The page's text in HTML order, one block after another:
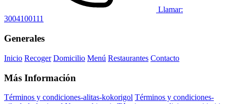
Llamar:
3004100111
Generales
Inicio Recoger Domicilio Menú Restaurantes Contacto
Más Información
Términos y condiciones-alitas-kokorigol Términos y condiciones-